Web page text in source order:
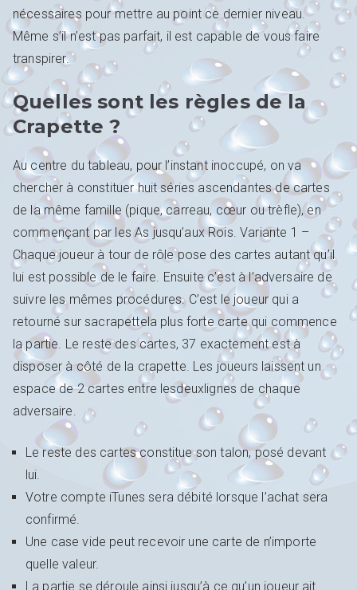
nécessaires pour mettre au point ce dernier niveau.
Même s’il n’est pas parfait, il est capable de vous faire
transpirer.
Quelles sont les règles de la
Crapette ?
Au centre du tableau, pour l’instant inoccupé, on va
chercher à constituer huit séries ascendantes de cartes
de la même famille (pique, carreau, cœur ou trèfle), en
commençant par les As jusqu’aux Rois. Variante 1 –
Chaque joueur à tour de rôle pose des cartes autant qu’il
lui est possible de le faire. Ensuite c’est à l’adversaire de
suivre les mêmes procédures. C’est le joueur qui a
retourné sur sacrapettela plus forte carte qui commence
la partie. Le reste des cartes, 37 exactement est à
disposer à côté de la crapette. Les joueurs laissent un
espace de 2 cartes entre lesdeuxlignes de chaque
adversaire.
Le reste des cartes constitue son talon, posé devant
lui.
Votre compte iTunes sera débité lorsque l’achat sera
confirmé.
Une case vide peut recevoir une carte de n’importe
quelle valeur.
La partie se déroule ainsi jusqu’à ce qu’un joueur ait